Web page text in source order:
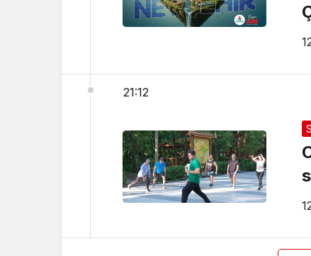
21:12